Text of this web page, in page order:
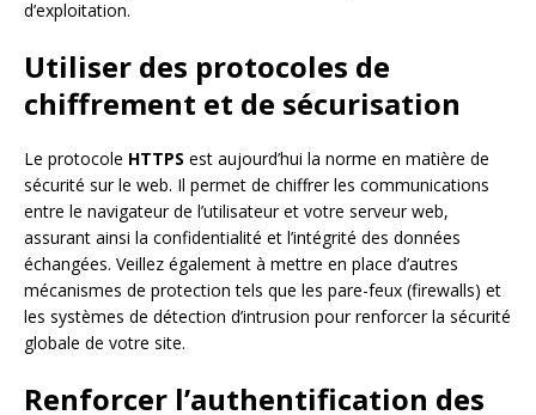
d’exploitation.
Utiliser des protocoles de
chiffrement et de sécurisation
Le protocole HTTPS est aujourd’hui la norme en matière de
sécurité sur le web. Il permet de chiffrer les communications
entre le navigateur de l’utilisateur et votre serveur web,
assurant ainsi la confidentialité et l’intégrité des données
échangées. Veillez également à mettre en place d’autres
mécanismes de protection tels que les pare-feux (firewalls) et
les systèmes de détection d’intrusion pour renforcer la sécurité
globale de votre site.
Renforcer l’authentification des